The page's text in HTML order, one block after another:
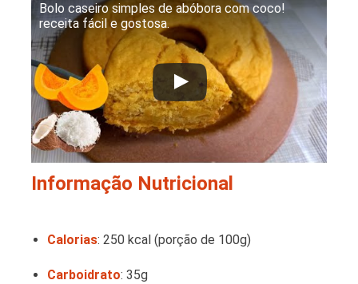
Bolo caseiro simples de abóbora com coco!
receita fácil e gostosa.
Informação Nutricional
Calorias: 250 kcal (porção de 100g)
Carboidrato: 35g